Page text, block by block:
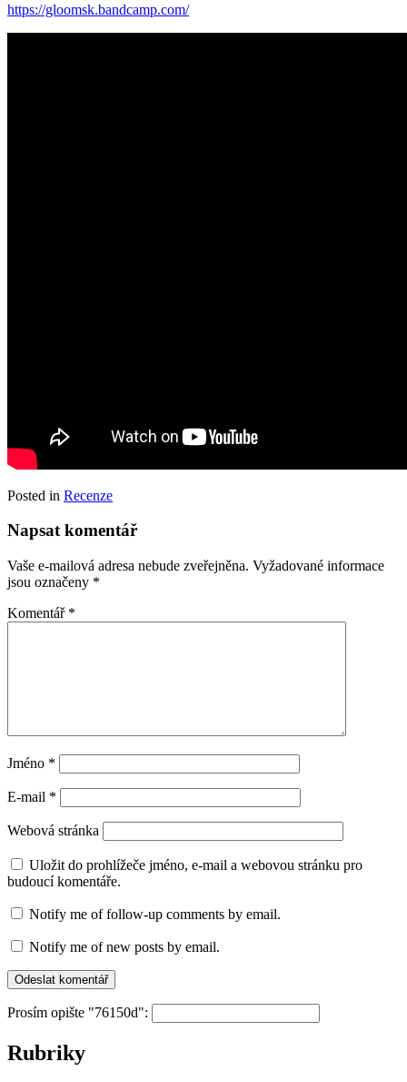
https://gloomsk.bandcamp.com/
Posted in Recenze
Napsat komentář
Vaše e-mailová adresa nebude zveřejněna. Vyžadované informace
jsou označeny *
Komentář *
Jméno *
E-mail *
Webová stránka
Uložit do prohlížeče jméno, e-mail a webovou stránku pro
budoucí komentáře.
Notify me of follow-up comments by email.
Notify me of new posts by email.
Prosím opište "76150d":
Rubriky